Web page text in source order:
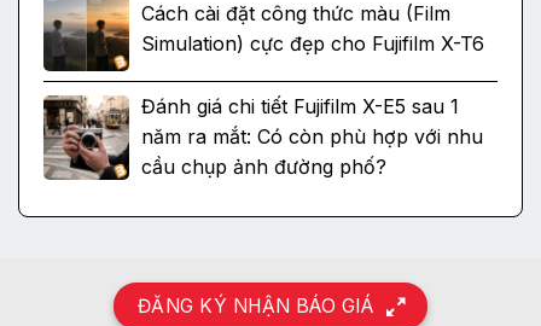
Cách cài đặt công thức màu (Film
Simulation) cực đẹp cho Fujifilm X-T6
Đánh giá chi tiết Fujifilm X-E5 sau 1
năm ra mắt: Có còn phù hợp với nhu
cầu chụp ảnh đường phố?
ĐĂNG KÝ NHẬN BÁO GIÁ